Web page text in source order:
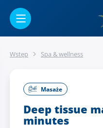
Wstęp Spa & wellness
Masaże
Deep tissue
minutes